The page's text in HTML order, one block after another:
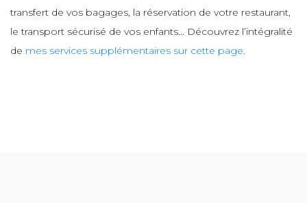
transfert de vos bagages, la réservation de votre restaurant,
le transport sécurisé de vos enfants... Découvrez l’intégralité
de mes services supplémentaires sur cette page.